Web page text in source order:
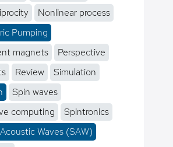
Nonlinear process
Pumping
magnets
Perspective
Review
Simulation
Spin waves
computing
Spintronics
Waves (SAW)